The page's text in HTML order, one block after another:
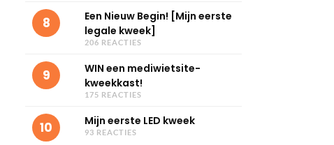
8
Een Nieuw Begin! [Mijn eerste
legale kweek]
206 REACTIES
9
WIN een mediwietsite-
kweekkast!
175 REACTIES
10 Mijn eerste LED kweek
93 REACTIES